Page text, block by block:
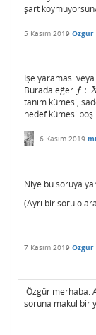
şart
5 Kasım 2019 Ozgur
İşe yaraması
Burada eğer f :
f:X→
tanım kümesi,
hedef kümesi boş
6 Kasım 2019
Niye bu soruya
(Ayrı bir soru
7 Kasım 2019 Ozgur
Özgür merhaba.
soruna makul bir